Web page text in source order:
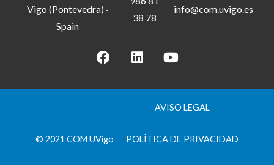
Vigo (Pontevedra) ·
Spain
38 78
info@com.uvigo.es
© 2021 COM UVigo
AVISO LEGAL
POLÍTICA DE PRIVACIDAD